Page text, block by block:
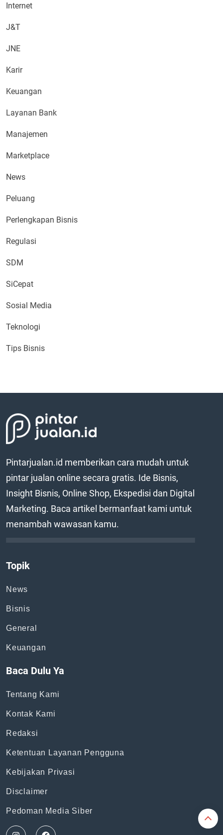
Internet
J&T
JNE
Karir
Keuangan
Layanan Bank
Manajemen
Marketplace
News
Peluang
Perlengkapan Bisnis
Regulasi
SDM
SiCepat
Sosial Media
Teknologi
Tips Bisnis
Pintarjualan.id memberikan cara mudah untuk
pintar jualan online secara gratis. Ide Bisnis,
Insight Bisnis, Online Shop, Ekspedisi dan Digital
Marketing. Baca artikel bermanfaat kami untuk
menambah wawasan kamu.
Topik